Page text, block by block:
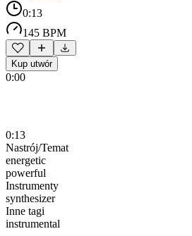
0:13
145 BPM
Kup utwór
0:00
0:13
Nastrój/Temat
energetic
powerful
Instrumenty
synthesizer
Inne tagi
instrumental